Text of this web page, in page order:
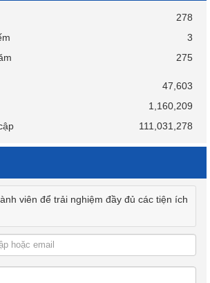
278
3
275
47,603
1,160,209
111,031,278
viên để trải nghiệm đầy đủ các tiện ích